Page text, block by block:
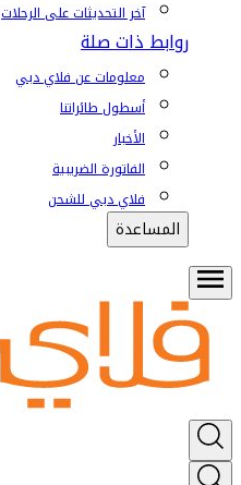
آخر التحديثات على الرحلات
روابط ذات صلة
معلومات عن فلاي دبي
أسطول طائراتنا
الأخبار
الفاتورة الضريبية
فلاي دبي للشحن
المساعدة